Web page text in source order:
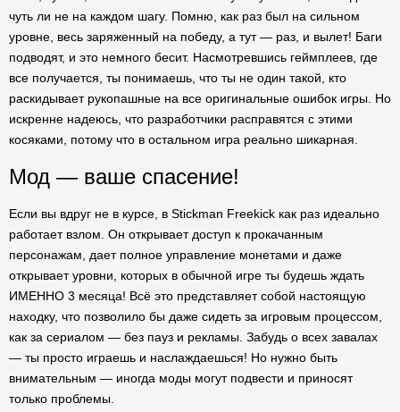
чуть ли не на каждом шагу. Помню, как раз был на сильном
уровне, весь заряженный на победу, а тут — раз, и вылет! Баги
подводят, и это немного бесит. Насмотревшись геймплеев, где
все получается, ты понимаешь, что ты не один такой, кто
раскидывает рукопашные на все оригинальные ошибок игры. Но
искренне надеюсь, что разработчики расправятся с этими
косяками, потому что в остальном игра реально шикарная.
Мод — ваше спасение!
Если вы вдруг не в курсе, в Stickman Freekick как раз идеально
работает взлом. Он открывает доступ к прокачанным
персонажам, дает полное управление монетами и даже
открывает уровни, которых в обычной игре ты будешь ждать
ИМЕННО 3 месяца! Всё это представляет собой настоящую
находку, что позволило бы даже сидеть за игровым процессом,
как за сериалом — без пауз и рекламы. Забудь о всех завалах
— ты просто играешь и наслаждаешься! Но нужно быть
внимательным — иногда моды могут подвести и приносят
только проблемы.